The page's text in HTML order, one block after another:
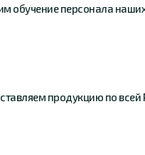
обучениеперсонала
продукцию по всей